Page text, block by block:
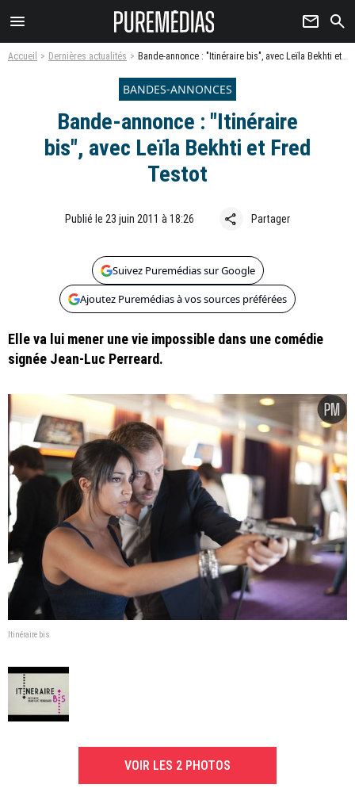
menu newsletter search
Accueil Dernières actualités Bande-annonce : "Itinéraire bis", avec Leïla Bekhti et Fred Testot
BANDES-ANNONCES
Bande-annonce : "Itinéraire
bis", avec Leïla Bekhti et Fred
Testot
Publié le 23 juin 2011 à 18:26 share Partager
Suivez Puremédias sur Google
Ajoutez Puremédias à vos sources préférées
Elle va lui mener une vie impossible dans une comédie
signée Jean-Luc Perreard.
Itinéraire bis
VOIR LES 2 PHOTOS